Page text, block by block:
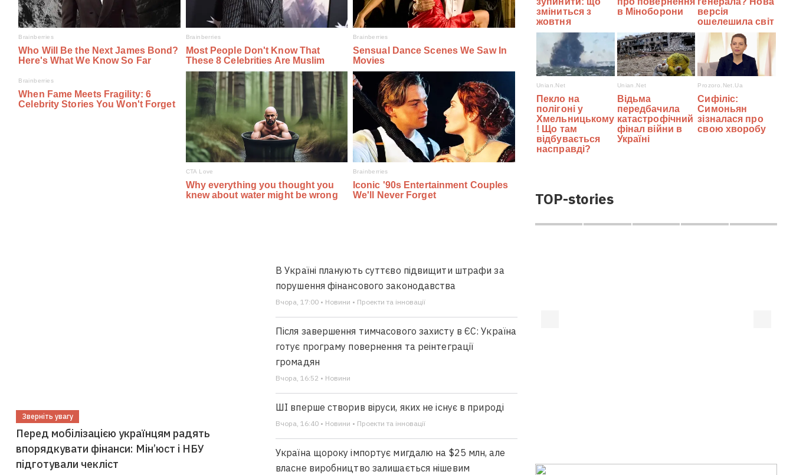
Зверніть увагу
Перед мобілізацією українцям радять
впорядкувати фінанси: Мін’юст і НБУ
підготували чекліст
В Україні планують суттєво підвищити штрафи за
порушення фінансового законодавства
Вчора, 17:00 • Новини • Проекти та інновації
Після завершення тимчасового захисту в ЄС: Україна
готує програму повернення та реінтеграції
громадян
Вчора, 16:52 • Новини
ШІ вперше створив віруси, яких не існує в природі
Вчора, 16:40 • Новини • Проекти та інновації
Україна щороку імпортує мигдалю на $25 млн, але
власне виробництво залишається нішевим
TOP-stories